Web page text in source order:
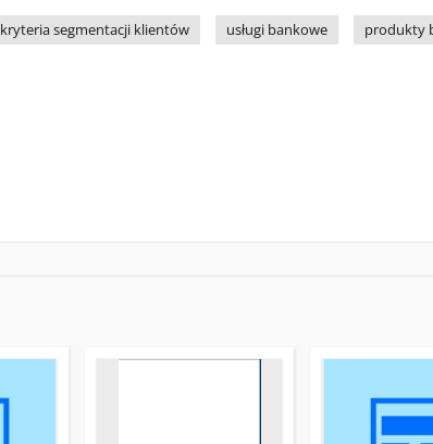
kryteria segmentacji klientów usługi bankowe produkty